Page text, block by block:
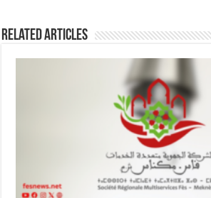
Related Articles